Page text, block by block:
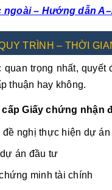
– Hướng dẫn
TRÌNH – THỜI
trọng nhất, quyết
thuận hay không.
cấp Giấy chứng nhận
đề nghị thực hiện dự án
án đầu tư
minh tài chính